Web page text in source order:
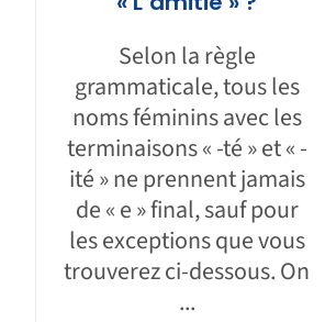
Selon la règle
grammaticale, tous les
noms féminins avec les
terminaisons « -té » et « -
ité » ne prennent jamais
de « e » final, sauf pour
les exceptions que vous
trouverez ci-dessous. On
...